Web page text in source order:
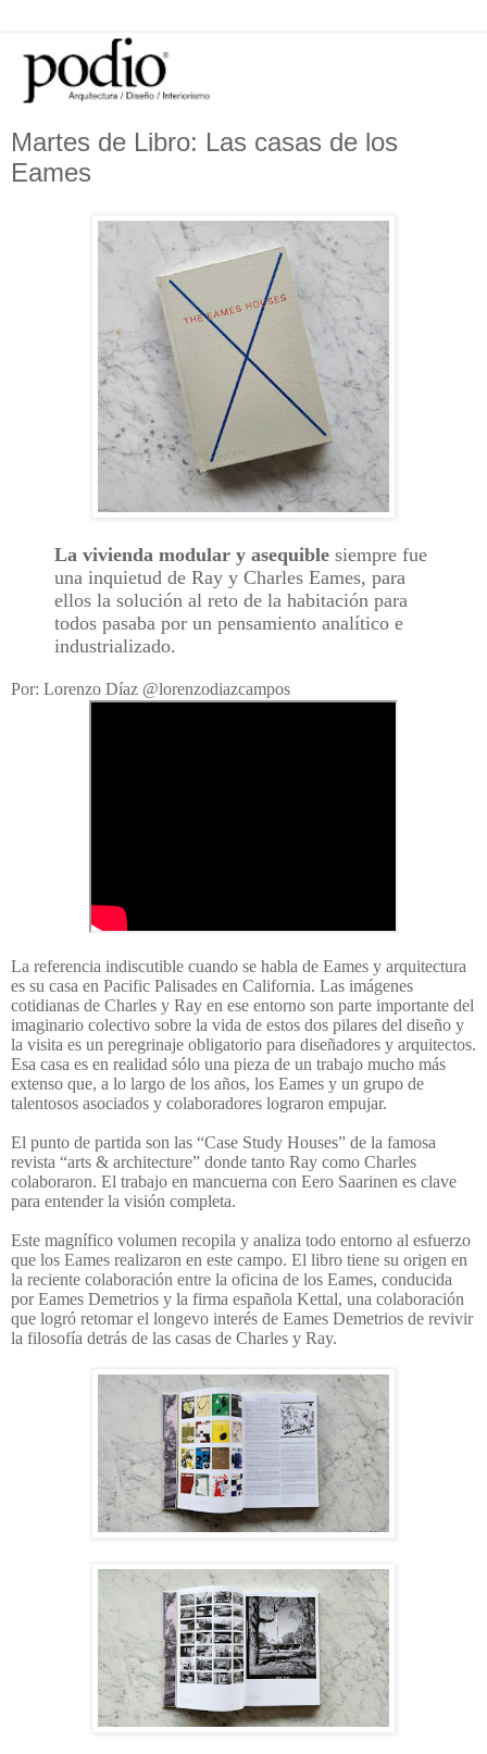
Martes de Libro: Las casas de los
Eames
La vivienda modular y asequible siempre fue
una inquietud de Ray y Charles Eames, para
ellos la solución al reto de la habitación para
todos pasaba por un pensamiento analítico e
industrializado.
Por: Lorenzo Díaz @lorenzodiazcampos
La referencia indiscutible cuando se habla de Eames y arquitectura
es su casa en Pacific Palisades en California. Las imágenes
cotidianas de Charles y Ray en ese entorno son parte importante del
imaginario colectivo sobre la vida de estos dos pilares del diseño y
la visita es un peregrinaje obligatorio para diseñadores y arquitectos.
Esa casa es en realidad sólo una pieza de un trabajo mucho más
extenso que, a lo largo de los años, los Eames y un grupo de
talentosos asociados y colaboradores lograron empujar.
El punto de partida son las “Case Study Houses” de la famosa
revista “arts & architecture” donde tanto Ray como Charles
colaboraron. El trabajo en mancuerna con Eero Saarinen es clave
para entender la visión completa.
Este magnífico volumen recopila y analiza todo entorno al esfuerzo
que los Eames realizaron en este campo. El libro tiene su origen en
la reciente colaboración entre la oficina de los Eames, conducida
por Eames Demetrios y la firma española Kettal, una colaboración
que logró retomar el longevo interés de Eames Demetrios de revivir
la filosofía detrás de las casas de Charles y Ray.